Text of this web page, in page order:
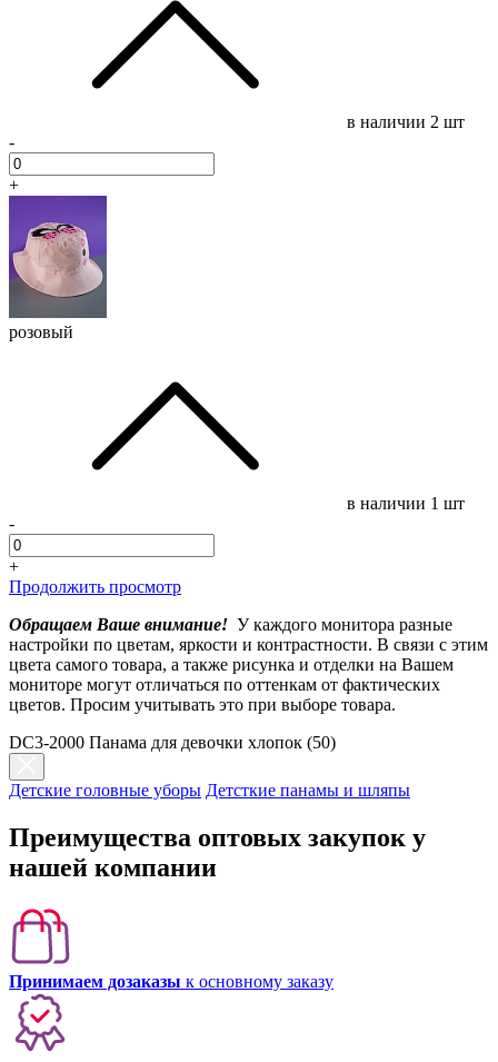
в наличии 2 шт
-
+
розовый
в наличии 1 шт
-
+
Продолжить просмотр
Обращаем Ваше внимание! У каждого монитора разные
настройки по цветам, яркости и контрастности. В связи с этим
цвета самого товара, а также рисунка и отделки на Вашем
мониторе могут отличаться по оттенкам от фактических
цветов. Просим учитывать это при выборе товара.
DC3-2000 Панама для девочки хлопок (50)
Детские головные уборы Детсткие панамы и шляпы
Преимущества оптовых закупок у
нашей компании
Принимаем дозаказы к основному заказу